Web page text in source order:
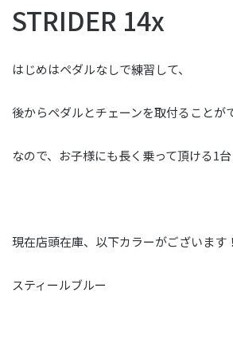
STRIDER 14x
はじめはペダルなしで練習して、
後からペダルとチェーンを取付ることが
なので、お子様にも長く乗って頂ける1
現在店頭在庫、以下カラーがございます！
スティールブルー